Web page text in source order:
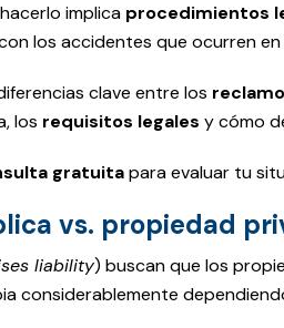
implica procedimientos
los accidentes que ocurren
clave entre los
los requisitos legales y cómo
gratuitapara evaluar tu
vs. propiedad
liability) buscan que los
considerablemente